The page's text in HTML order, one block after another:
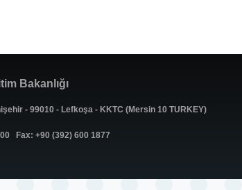
Bakanlığı
- 99010 - Lefkoşa - KKTC (Mersin 10 TURKEY)
Fax: +90 (392) 600 1877